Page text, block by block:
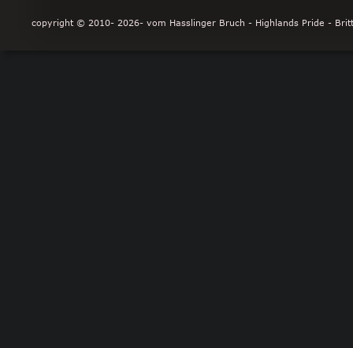
copyright © 2010- 2026- vom Hasslinger Bruch - Highlands Pride -